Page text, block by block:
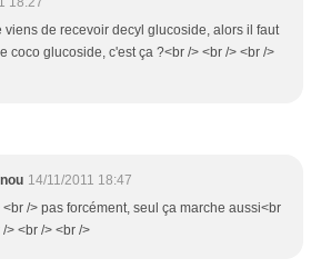
viens de recevoir decyl glucoside, alors il faut
coco glucoside, c'est ça ?<br /> <br /> <br />
14/11/2011 18:47
<br /> pas forcément, seul ça marche aussi<br
/> <br /> <br />